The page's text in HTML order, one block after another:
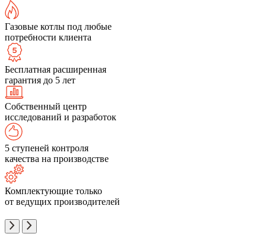
Газовые котлы под любые
потребности клиента
Бесплатная расширенная
гарантия до 5 лет
Собственный центр
исследований и разработок
5 ступеней контроля
качества на производстве
Комплектующие только
от ведущих производителей